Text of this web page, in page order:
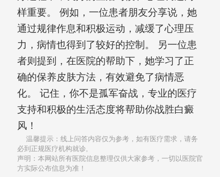
样重要。 例如，一位患者朋友分享说，她
通过规律作息和积极运动，减缓了心理压
力，病情也得到了较好的控制。 另一位患
者则提到，在医院的帮助下，她学习了正
确的保养皮肤方法，有效避免了病情恶
化。 记住，你不是孤军奋战，专业的医疗
支持和积极的生活态度将帮助你战胜白癜
风！
温馨提示：线上问答内容仅为参考，如有医疗需求，请务
必到正规医疗机构就诊,
声明：本网站所有医院信息整理仅供大家参考，一切以医院官
方实际公布信息为准！